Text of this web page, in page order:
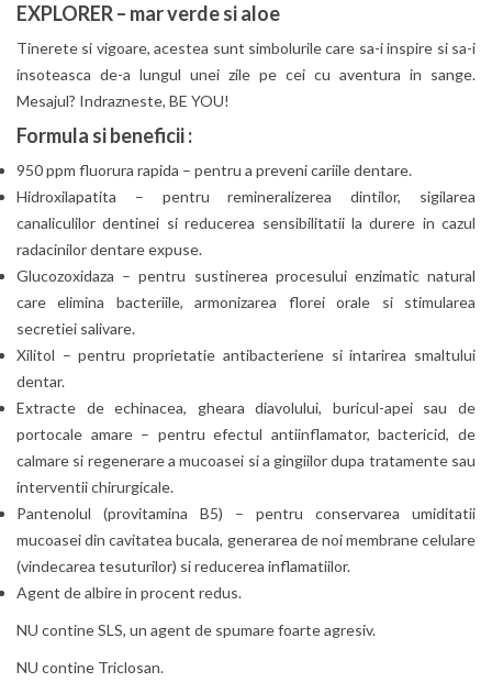
EXPLORER – mar verde si aloe
Tinerete si vigoare, acestea sunt simbolurile care sa-i inspire si sa-i
insoteasca de-a lungul unei zile pe cei cu aventura in sange.
Mesajul? Indrazneste, BE YOU!
Formula si beneficii :
950 ppm fluorura rapida – pentru a preveni cariile dentare.
Hidroxilapatita – pentru remineralizerea dintilor, sigilarea
canaliculilor dentinei si reducerea sensibilitatii la durere in cazul
radacinilor dentare expuse.
Glucozoxidaza – pentru sustinerea procesului enzimatic natural
care elimina bacteriile, armonizarea florei orale si stimularea
secretiei salivare.
Xilitol – pentru proprietatie antibacteriene si intarirea smaltului
dentar.
Extracte de echinacea, gheara diavolului, buricul-apei sau de
portocale amare – pentru efectul antiinflamator, bactericid, de
calmare si regenerare a mucoasei si a gingiilor dupa tratamente sau
interventii chirurgicale.
Pantenolul (provitamina B5) – pentru conservarea umiditatii
mucoasei din cavitatea bucala, generarea de noi membrane celulare
(vindecarea tesuturilor) si reducerea inflamatiilor.
Agent de albire in procent redus.
NU contine SLS, un agent de spumare foarte agresiv.
NU contine Triclosan.